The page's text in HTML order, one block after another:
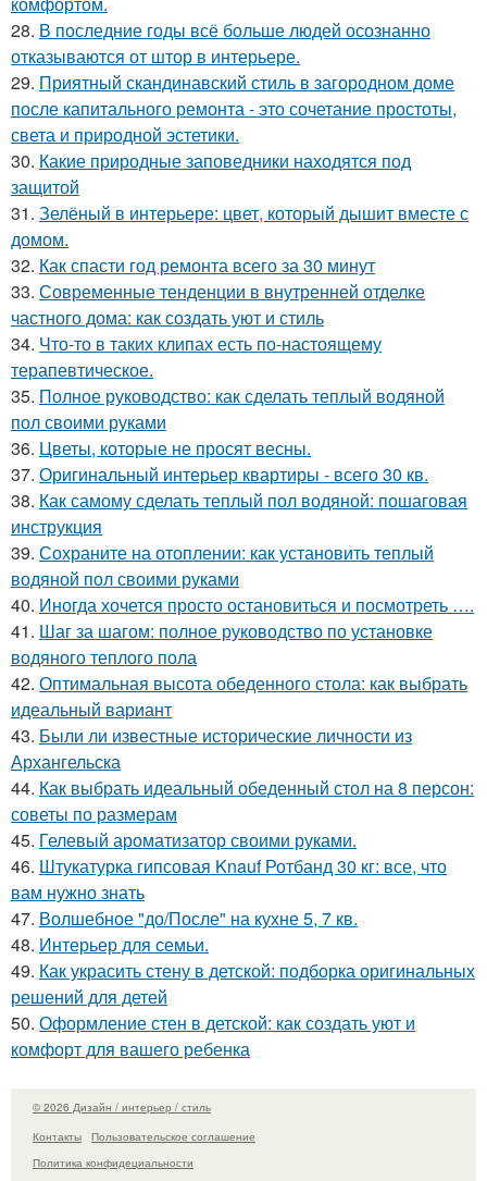
28. В последние годы всё больше людей осознанно
отказываются от штор в интерьере.
29. Приятный скандинавский стиль в загородном доме
после капитального ремонта - это сочетание простоты,
света и природной эстетики.
30. Какие природные заповедники находятся под
защитой
31. Зелёный в интерьере: цвет, который дышит вместе с
домом.
32. Как спасти год ремонта всего за 30 минут
33. Современные тенденции в внутренней отделке
частного дома: как создать уют и стиль
34. Что-то в таких клипах есть по-настоящему
терапевтическое.
35. Полное руководство: как сделать теплый водяной
пол своими руками
36. Цветы, которые не просят весны.
37. Оригинальный интерьер квартиры - всего 30 кв.
38. Как самому сделать теплый пол водяной: пошаговая
инструкция
39. Сохраните на отоплении: как установить теплый
водяной пол своими руками
40. Иногда хочется просто остановиться и посмотреть ….
41. Шаг за шагом: полное руководство по установке
водяного теплого пола
42. Оптимальная высота обеденного стола: как выбрать
идеальный вариант
43. Были ли известные исторические личности из
Архангельска
44. Как выбрать идеальный обеденный стол на 8 персон:
советы по размерам
45. Гелевый ароматизатор своими руками.
46. Штукатурка гипсовая Knauf Ротбанд 30 кг: все, что
вам нужно знать
47. Волшебное "до/После" на кухне 5, 7 кв.
48. Интерьер для семьи.
49. Как украсить стену в детской: подборка оригинальных
решений для детей
50. Оформление стен в детской: как создать уют и
комфорт для вашего ребенка
© 2026 Дизайн / интерьер / стиль
Контакты
Пользовательское соглашение
Политика конфидециальности